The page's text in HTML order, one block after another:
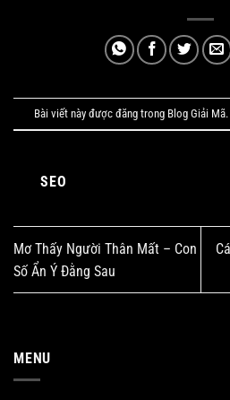
Bài viết này được đăng trong Blog Giải Mã.
SEO
Mơ Thấy Người Thân Mất – Con
Số Ẩn Ý Đằng Sau
MENU
Tháng 5 20, 2025